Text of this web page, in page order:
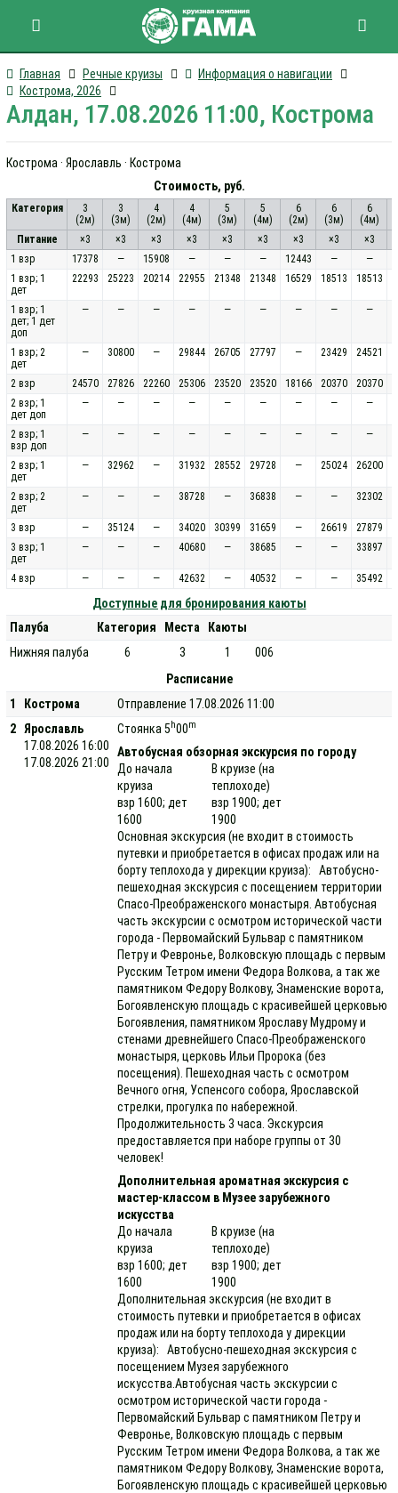
Главная Речные круизы
Информация о навигации
Кострома, 2026
Алдан, 17.08.2026 11:00, Кострома
Кострома · Ярославль · Кострома
Стоимость, руб.
Категория
3
(2м)
3
(3м)
4
(2м)
4
(4м)
5
(3м)
5
(4м)
6
(2м)
6
(3м)
6
(4м)
Питание
×3 ×3 ×3 ×3 ×3 ×3 ×3 ×3
×3
1 взр
17378 — 15908 — — — 12443 — —
1 взр; 1
дет
22293 25223 20214 22955 21348 21348 16529 18513 18513
1 взр; 1
дет; 1 дет
доп
— — — — — — — — —
1 взр; 2
дет
— 30800 — 29844 26705 27797 — 23429 24521
2 взр 24570 27826 22260 25306 23520 23520 18166 20370 20370
2 взр; 1
дет доп
— — — — — — — — —
2 взр; 1
взр доп
— — — — — — — — —
2 взр; 1
дет
— 32962 — 31932 28552 29728 — 25024 26200
2 взр; 2
дет
— — — 38728 — 36838 — — 32302
3 взр — 35124 — 34020 30399 31659 — 26619
27879
3 взр; 1
дет
— — — 40680 — 38685 — — 33897
4 взр — — — 42632 — 40532 — — 35492
Доступные для бронирования каюты
Палуба
Категория Места
Каюты
Нижняя палуба
6 3 1
006
Расписание
1
Кострома
Отправление 17.08.2026 11:00
2
Ярославль
17.08.2026 16:00
17.08.2026 21:00
Стоянка 5 h00m
Автобусная обзорная экскурсия по городу
До начала
круиза
взр 1600; дет
1600
В круизе (на
теплоходе)
взр 1900; дет
1900
Основная экскурсия (не входит в стоимость
путевки и приобретается в офисах продаж или на
борту теплохода у дирекции круиза): Автобусно-
пешеходная экскурсия с посещением территории
Спасо-Преображенского монастыря. Автобусная
часть экскурсии с осмотром исторической части
города - Первомайский Бульвар с памятником
Петру и Февронье, Волковскую площадь с первым
Русским Тетром имени Федора Волкова, а так же
памятником Федору Волкову, Знаменские ворота,
Богоявленскую площадь с красивейшей церковью
Богоявления, памятником Ярославу Мудрому и
стенами древнейшего Спасо-Преображенского
монастыря, церковь Ильи Пророка (без
посещения). Пешеходная часть с осмотром
Вечного огня, Успенсого собора, Ярославской
стрелки, прогулка по набережной.
Продолжительность 3 часа. Экскурсия
предоставляется при наборе группы от 30
человек!
Дополнительная ароматная экскурсия с
мастер-классом в Музее зарубежного
искусства
До начала
круиза
взр 1600; дет
1600
В круизе (на
теплоходе)
взр 1900; дет
1900
Дополнительная экскурсия (не входит в
стоимость путевки и приобретается в офисах
продаж или на борту теплохода у дирекции
круиза): Автобусно-пешеходная экскурсия с
посещением Музея зарубежного
искусства.Автобусная часть экскурсии с
осмотром исторической части города -
Первомайский Бульвар с памятником Петру и
Февронье, Волковскую площадь с первым
Русским Тетром имени Федора Волкова, а так же
памятником Федору Волкову, Знаменские ворота,
Богоявленскую площадь с красивейшей церковью